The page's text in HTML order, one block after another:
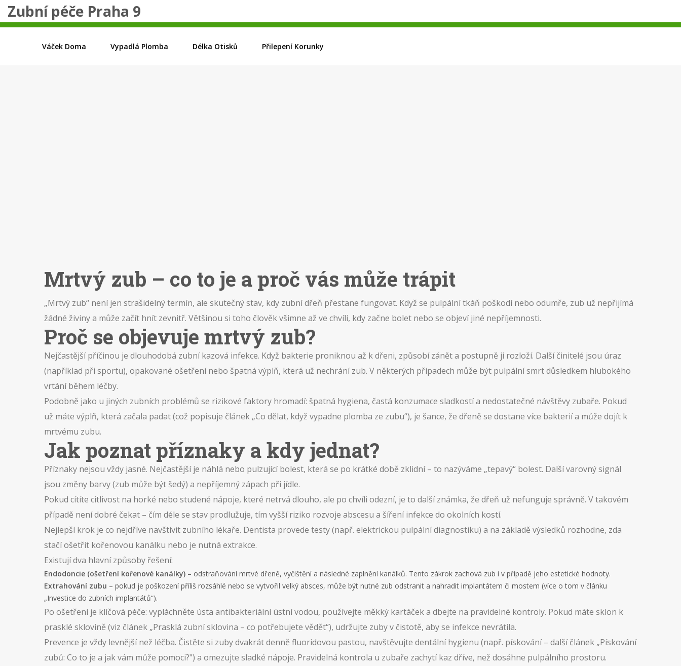
Zubní péče Praha 9
Váček Doma Vypadlá Plomba Délka Otisků Přilepení Korunky
Mrtvý zub – co to je a proč vás může trápit
„Mrtvý zub“ není jen strašidelný termín, ale skutečný stav, kdy zubní dřeň přestane fungovat. Když se pulpální tkáň poškodí nebo odumře, zub už nepřijímá
žádné živiny a může začít hnít zevnitř. Většinou si toho člověk všimne až ve chvíli, kdy začne bolet nebo se objeví jiné nepříjemnosti.
Proč se objevuje mrtvý zub?
Nejčastější příčinou je dlouhodobá zubní kazová infekce. Když bakterie proniknou až k dřeni, způsobí zánět a postupně ji rozloží. Další činitelé jsou úraz
(například při sportu), opakované ošetření nebo špatná výplň, která už nechrání zub. V některých případech může být pulpální smrt důsledkem hlubokého
vrtání během léčby.
Podobně jako u jiných zubních problémů se rizikové faktory hromadí: špatná hygiena, častá konzumace sladkostí a nedostatečné návštěvy zubaře. Pokud
už máte výplň, která začala padat (což popisuje článek „Co dělat, když vypadne plomba ze zubu“), je šance, že dřeně se dostane více bakterií a může dojít k
mrtvému zubu.
Jak poznat příznaky a kdy jednat?
Příznaky nejsou vždy jasné. Nejčastější je náhlá nebo pulzující bolest, která se po krátké době zklidní – to nazýváme „tepavý“ bolest. Další varovný signál
jsou změny barvy (zub může být šedý) a nepříjemný zápach při jídle.
Pokud cítíte citlivost na horké nebo studené nápoje, které netrvá dlouho, ale po chvíli odezní, je to další známka, že dřeň už nefunguje správně. V takovém
případě není dobré čekat – čím déle se stav prodlužuje, tím vyšší riziko rozvoje abscesu a šíření infekce do okolních kostí.
Nejlepší krok je co nejdříve navštívit zubního lékaře. Dentista provede testy (např. elektrickou pulpální diagnostiku) a na základě výsledků rozhodne, zda
stačí ošetřit kořenovou kanálku nebo je nutná extrakce.
Existují dva hlavní způsoby řešení:
Endodoncie (ošetření kořenové kanálky) – odstraňování mrtvé dřeně, vyčištění a následné zaplnění kanálků. Tento zákrok zachová zub i v případě jeho estetické hodnoty.
Extrahování zubu – pokud je poškození příliš rozsáhlé nebo se vytvořil velký absces, může být nutné zub odstranit a nahradit implantátem či mostem (více o tom v článku
„Investice do zubních implantátů“).
Po ošetření je klíčová péče: vypláchněte ústa antibakteriální ústní vodou, používejte měkký kartáček a dbejte na pravidelné kontroly. Pokud máte sklon k
prasklé sklovině (viz článek „Prasklá zubní sklovina – co potřebujete vědět“), udržujte zuby v čistotě, aby se infekce nevrátila.
Prevence je vždy levnější než léčba. Čistěte si zuby dvakrát denně fluoridovou pastou, navštěvujte dentální hygienu (např. pískování – další článek „Pískování
zubů: Co to je a jak vám může pomoci?") a omezujte sladké nápoje. Pravidelná kontrola u zubaře zachytí kaz dříve, než dosáhne pulpálního prostoru.